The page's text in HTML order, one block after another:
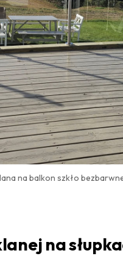
na balkon szkło
na